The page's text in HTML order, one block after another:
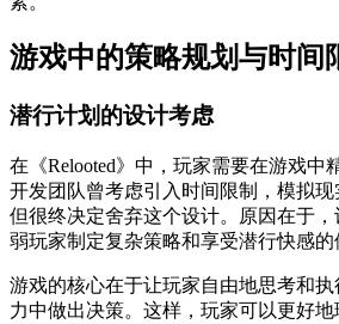
游戏中的策略规划与时间
潜行计划的设计考虑
在《Relooted》中，玩家需要在游戏中
开发团队曾考虑引入时间限制，模拟现
但很终决定舍弃这个设计。原因在于，
弱玩家制定复杂策略和享受潜行快感的
游戏的核心在于让玩家自由地思考和
力中做出决策。这样，玩家可以更好